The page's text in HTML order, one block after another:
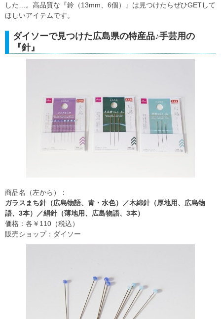
した…。高品質な『鈴（13mm、6個）』は見つけたらぜひGETして
ほしいアイテムです。
ダイソーで見つけた広島県の特産品♪手芸用の
『針』
商品名（左から）：
ガラスまち針（広島物語、青・水色）／木綿針（厚地用、広島物
語、3本）／絹針（薄地用、広島物語、3本）
価格：各￥110（税込）
販売ショップ：ダイソー